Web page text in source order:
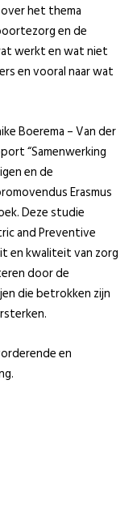
het thema
en de
werkt en wat niet
en vooral naar wat
Boerema – Van der
“Samenwerking
en de
Erasmus
Deze studie
and Preventive
en kwaliteit van zorg
door de
die betrokken zijn
en